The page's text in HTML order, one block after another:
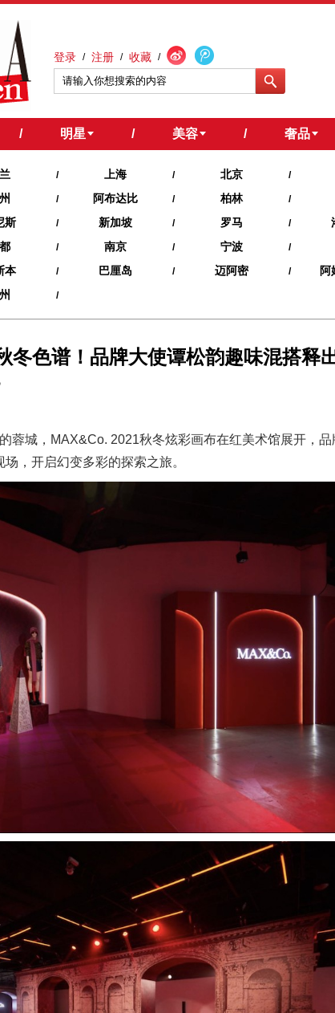
登录 / 注册 / 收藏 /
/ 明星 / 美容 / 奢品
/ 上海 / 北京 /
/ 阿布达比 / 柏林 /
斯 / 新加坡 / 罗马 /
/ 南京 / 宁波 /
本 / 巴厘岛 / 迈阿密 / 阿
/
冬色谱！品牌大使谭松韵趣味混搭释
蓉城，MAX&Co. 2021秋冬炫彩画布在红美术馆展开，品
，开启幻变多彩的探索之旅。